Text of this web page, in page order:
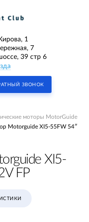
1
7
39 стр 6
ЗВОНОК
моторы MotorGuide
Motorguide XI5-55FW 54″
XI5-
FP